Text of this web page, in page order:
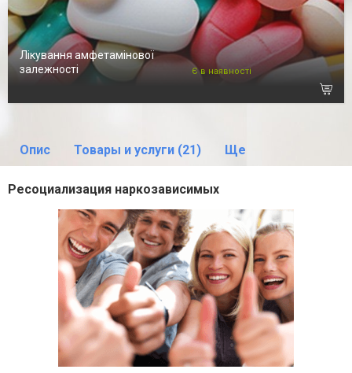
Лікування амфетамінової
залежності
Є в наявності
Опис Товары и услуги (21) Ще
Ресоциализация наркозависимых